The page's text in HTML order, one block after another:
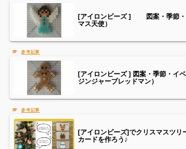
[アイロンビーズ ] 図案・季節・
マス天使）
[アイロンビーズ ] 図案・季節・イ
ジンジャーブレッドマン）
[アイロンビーズ]でクリスマスツリ
カードを作ろう♪